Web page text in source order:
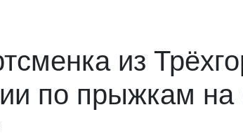
из
по прыжкам на